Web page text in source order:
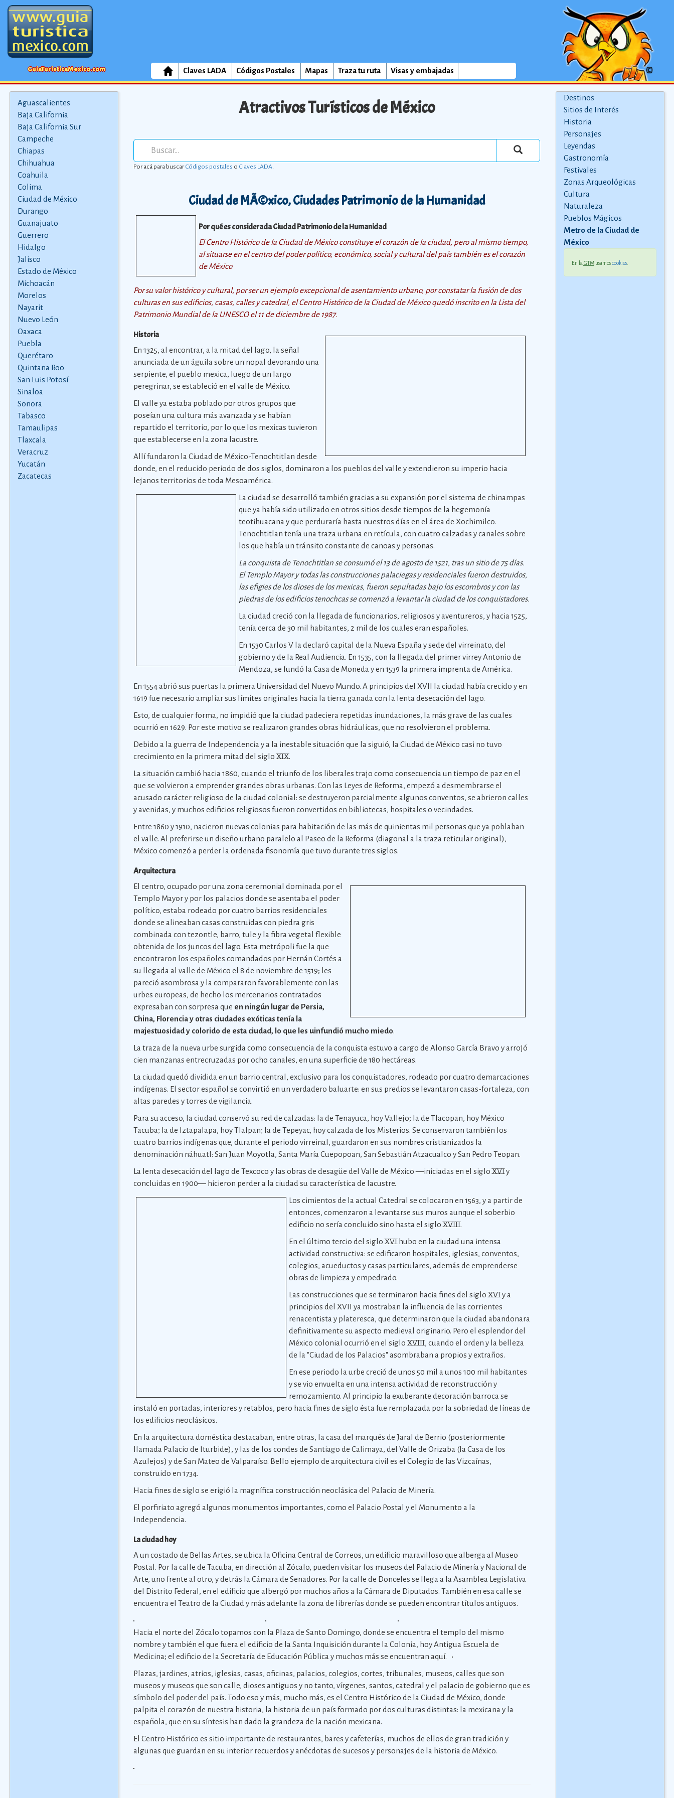
GuiaTuristicaMexico.com Claves LADA Códigos Postales Mapas Traza tu ruta Visas y embajadas
Aguascalientes
Baja California
Baja California Sur
Campeche
Chiapas
Chihuahua
Coahuila
Colima
Ciudad de México
Durango
Guanajuato
Guerrero
Hidalgo
Jalisco
Estado de México
Michoacán
Morelos
Nayarit
Nuevo León
Oaxaca
Puebla
Querétaro
Quintana Roo
San Luis Potosí
Sinaloa
Sonora
Tabasco
Tamaulipas
Tlaxcala
Veracruz
Yucatán
Zacatecas
Destinos
Sitios de Interés
Historia
Personajes
Leyendas
Gastronomía
Festivales
Zonas Arqueológicas
Cultura
Naturaleza
Pueblos Mágicos
Metro de la Ciudad de
México
En la GTMusamoscookies.
Atractivos Turísticos de México
Por acá para buscarCódigos postales o Claves LADA.
Ciudad de MÃ©xico, Ciudades Patrimonio de la Humanidad
Por qué es considerada Ciudad Patrimonio de la Humanidad
El Centro Histórico de la Ciudad de México constituye el corazón de la ciudad, pero al mismo tiempo,
al situarse en el centro del poder político, económico, social y cultural del país también es el corazón
de México
Por su valor histórico y cultural, por ser un ejemplo excepcional de asentamiento urbano, por constatar la fusión de dos
culturas en sus edificios, casas, calles y catedral, el Centro Histórico de la Ciudad de México quedó inscrito en la Lista del
Patrimonio Mundial de la UNESCO el 11 de diciembre de 1987.
Historia
En 1325, al encontrar, a la mitad del lago, la señal
anunciada de un águila sobre un nopal devorando una
serpiente, el pueblo mexica, luego de un largo
peregrinar, se estableció en el valle de México.
El valle ya estaba poblado por otros grupos que
poseían una cultura más avanzada y se habían
repartido el territorio, por lo que los mexicas tuvieron
que establecerse en la zona lacustre.
Allí fundaron la Ciudad de México-Tenochtitlan desde
donde, en el reducido periodo de dos siglos, dominaron a los pueblos del valle y extendieron su imperio hacia
lejanos territorios de toda Mesoamérica.
La ciudad se desarrolló también gracias a su expansión por el sistema de chinampas
que ya había sido utilizado en otros sitios desde tiempos de la hegemonía
teotihuacana y que perduraría hasta nuestros días en el área de Xochimilco.
Tenochtitlan tenía una traza urbana en retícula, con cuatro calzadas y canales sobre
los que había un tránsito constante de canoas y personas.
La conquista de Tenochtitlan se consumó el 13 de agosto de 1521, tras un sitio de 75 días.
El Templo Mayor y todas las construcciones palaciegas y residenciales fueron destruidos,
las efigies de los dioses de los mexicas, fueron sepultadas bajo los escombros y con las
piedras de los edificios tenochcas se comenzó a levantar la ciudad de los conquistadores.
La ciudad creció con la llegada de funcionarios, religiosos y aventureros, y hacia 1525,
tenía cerca de 30 mil habitantes, 2 mil de los cuales eran españoles.
En 1530 Carlos V la declaró capital de la Nueva España y sede del virreinato, del
gobierno y de la Real Audiencia. En 1535, con la llegada del primer virrey Antonio de
Mendoza, se fundó la Casa de Moneda y en 1539 la primera imprenta de América.
En 1554 abrió sus puertas la primera Universidad del Nuevo Mundo. A principios del XVII la ciudad había crecido y en
1619 fue necesario ampliar sus límites originales hacia la tierra ganada con la lenta desecación del lago.
Esto, de cualquier forma, no impidió que la ciudad padeciera repetidas inundaciones, la más grave de las cuales
ocurrió en 1629. Por este motivo se realizaron grandes obras hidráulicas, que no resolvieron el problema.
Debido a la guerra de Independencia y a la inestable situación que la siguió, la Ciudad de México casi no tuvo
crecimiento en la primera mitad del siglo XIX.
La situación cambió hacia 1860, cuando el triunfo de los liberales trajo como consecuencia un tiempo de paz en el
que se volvieron a emprender grandes obras urbanas. Con las Leyes de Reforma, empezó a desmembrarse el
acusado carácter religioso de la ciudad colonial: se destruyeron parcialmente algunos conventos, se abrieron calles
y avenidas, y muchos edificios religiosos fueron convertidos en bibliotecas, hospitales o vecindades.
Entre 1860 y 1910, nacieron nuevas colonias para habitación de las más de quinientas mil personas que ya poblaban
el valle. Al preferirse un diseño urbano paralelo al Paseo de la Reforma (diagonal a la traza reticular original),
México comenzó a perder la ordenada fisonomía que tuvo durante tres siglos.
Arquitectura
El centro, ocupado por una zona ceremonial dominada por el
Templo Mayor y por los palacios donde se asentaba el poder
político, estaba rodeado por cuatro barrios residenciales
donde se alineaban casas construidas con piedra gris
combinada con tezontle, barro, tule y la fibra vegetal flexible
obtenida de los juncos del lago. Esta metrópoli fue la que
encontraron los españoles comandados por Hernán Cortés a
su llegada al valle de México el 8 de noviembre de 1519; les
pareció asombrosa y la compararon favorablemente con las
urbes europeas, de hecho los mercenarios contratados
expresaban con sorpresa que en ningún lugar de Persia,
China, Florencia y otras ciudades exóticas tenía la
majestuosidad y colorido de esta ciudad, lo que les uinfundió mucho miedo.
La traza de la nueva urbe surgida como consecuencia de la conquista estuvo a cargo de Alonso García Bravo y arrojó
cien manzanas entrecruzadas por ocho canales, en una superficie de 180 hectáreas.
La ciudad quedó dividida en un barrio central, exclusivo para los conquistadores, rodeado por cuatro demarcaciones
indígenas. El sector español se convirtió en un verdadero baluarte: en sus predios se levantaron casas-fortaleza, con
altas paredes y torres de vigilancia.
Para su acceso, la ciudad conservó su red de calzadas: la de Tenayuca, hoy Vallejo; la de Tlacopan, hoy México
Tacuba; la de Iztapalapa, hoy Tlalpan; la de Tepeyac, hoy calzada de los Misterios. Se conservaron también los
cuatro barrios indígenas que, durante el periodo virreinal, guardaron en sus nombres cristianizados la
denominación náhuatl: San Juan Moyotla, Santa María Cuepopoan, San Sebastián Atzacualco y San Pedro Teopan.
La lenta desecación del lago de Texcoco y las obras de desagüe del Valle de México —iniciadas en el siglo XVI y
concluidas en 1900— hicieron perder a la ciudad su característica de lacustre.
Los cimientos de la actual Catedral se colocaron en 1563, y a partir de
entonces, comenzaron a levantarse sus muros aunque el soberbio
edificio no sería concluido sino hasta el siglo XVIII.
En el último tercio del siglo XVI hubo en la ciudad una intensa
actividad constructiva: se edificaron hospitales, iglesias, conventos,
colegios, acueductos y casas particulares, además de emprenderse
obras de limpieza y empedrado.
Las construcciones que se terminaron hacia fines del siglo XVI y a
principios del XVII ya mostraban la influencia de las corrientes
renacentista y plateresca, que determinaron que la ciudad abandonara
definitivamente su aspecto medieval originario. Pero el esplendor del
México colonial ocurrió en el siglo XVIII, cuando el orden y la belleza
de la "Ciudad de los Palacios" asombraban a propios y extraños.
En ese periodo la urbe creció de unos 50 mil a unos 100 mil habitantes
y se vio envuelta en una intensa actividad de reconstrucción y
remozamiento. Al principio la exuberante decoración barroca se
instaló en portadas, interiores y retablos, pero hacia fines de siglo ésta fue remplazada por la sobriedad de líneas de
los edificios neoclásicos.
En la arquitectura doméstica destacaban, entre otras, la casa del marqués de Jaral de Berrio (posteriormente
llamada Palacio de Iturbide), y las de los condes de Santiago de Calimaya, del Valle de Orizaba (la Casa de los
Azulejos) y de San Mateo de Valparaíso. Bello ejemplo de arquitectura civil es el Colegio de las Vizcaínas,
construido en 1734.
Hacia fines de siglo se erigió la magnífica construcción neoclásica del Palacio de Minería.
El porfiriato agregó algunos monumentos importantes, como el Palacio Postal y el Monumento a la
Independencia.
La ciudad hoy
A un costado de Bellas Artes, se ubica la Oficina Central de Correos, un edificio maravilloso que alberga al Museo
Postal. Por la calle de Tacuba, en dirección al Zócalo, pueden visitar los museos del Palacio de Minería y Nacional de
Arte, uno frente al otro, y detrás la Cámara de Senadores. Por la calle de Donceles se llega a la Asamblea Legislativa
del Distrito Federal, en el edificio que albergó por muchos años a la Cámara de Diputados. También en esa calle se
encuentra el Teatro de la Ciudad y más adelante la zona de librerías donde se pueden encontrar títulos antiguos.
Hacia el norte del Zócalo topamos con la Plaza de Santo Domingo, donde se encuentra el templo del mismo
nombre y también el que fuera el edificio de la Santa Inquisición durante la Colonia, hoy Antigua Escuela de
Medicina; el edificio de la Secretaría de Educación Pública y muchos más se encuentran aquí.
Plazas, jardines, atrios, iglesias, casas, oficinas, palacios, colegios, cortes, tribunales, museos, calles que son
museos y museos que son calle, dioses antiguos y no tanto, vírgenes, santos, catedral y el palacio de gobierno que es
símbolo del poder del país. Todo eso y más, mucho más, es el Centro Histórico de la Ciudad de México, donde
palpita el corazón de nuestra historia, la historia de un país formado por dos culturas distintas: la mexicana y la
española, que en su síntesis han dado la grandeza de la nación mexicana.
El Centro Histórico es sitio importante de restaurantes, bares y cafeterías, muchos de ellos de gran tradición y
algunas que guardan en su interior recuerdos y anécdotas de sucesos y personajes de la historia de México.